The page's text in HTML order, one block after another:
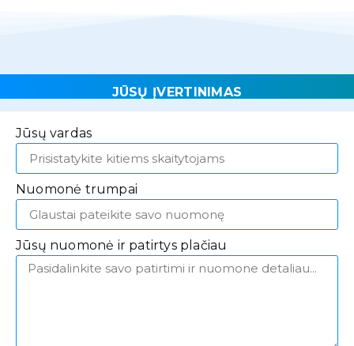
JŪSŲ ĮVERTINIMAS
Jūsų vardas
Nuomonė trumpai
Jūsų nuomonė ir patirtys plačiau